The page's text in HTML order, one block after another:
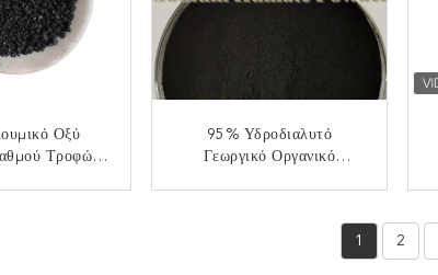
Οξύ
Τροφών
95% Υδροδιαλυτό
Γεωργικό Οργανικό
1 2